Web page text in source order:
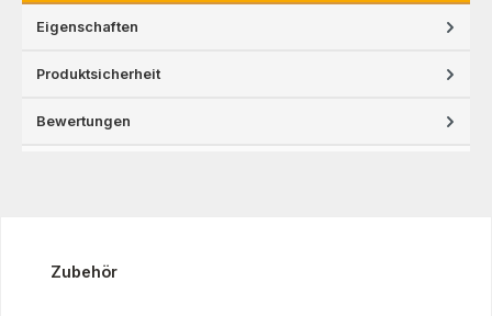
Eigenschaften
Produktsicherheit
Bewertungen
Produktgalerie überspringen
Zubehör